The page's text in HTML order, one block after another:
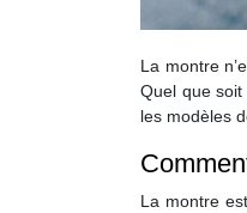
La montre
Quel que
les modèles
La montre